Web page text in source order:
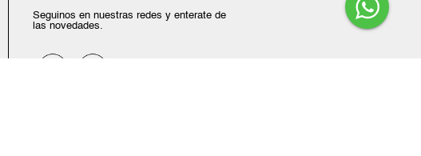
Seguinos en nuestras redes y enterate de
las novedades.